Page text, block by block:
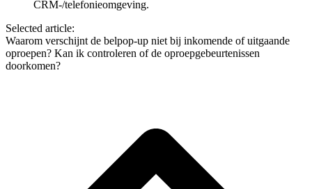
CRM-/telefonieomgeving.
Selected article:
Waarom verschijnt de belpop-up niet bij inkomende of uitgaande
oproepen? Kan ik controleren of de oproepgebeurtenissen
doorkomen?